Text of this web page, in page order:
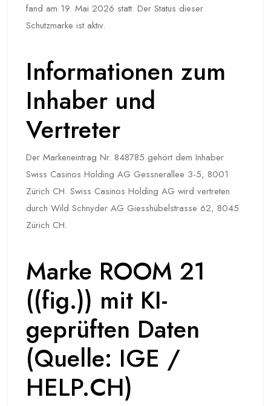
fand am 19. Mai 2026 statt. Der Status dieser
Schutzmarke ist aktiv.
Informationen zum
Inhaber und
Vertreter
Der Markeneintrag Nr. 848785 gehört dem Inhaber
Swiss Casinos Holding AG Gessnerallee 3-5, 8001
Zürich CH. Swiss Casinos Holding AG wird vertreten
durch Wild Schnyder AG Giesshübelstrasse 62, 8045
Zürich CH.
Marke ROOM 21
((fig.)) mit KI-
geprüften Daten
(Quelle: IGE /
HELP.CH)